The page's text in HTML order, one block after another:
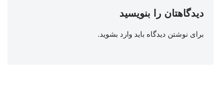
دیدگاهتان را بنویسید
برای نوشتن دیدگاه باید وارد بشوید.